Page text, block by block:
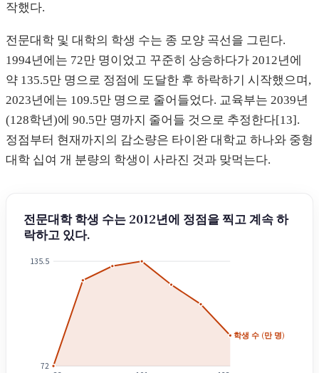
작했다.
전문대학 및 대학의 학생 수는 종 모양 곡선을 그린다.
1994년에는 72만 명이었고 꾸준히 상승하다가 2012년에
약 135.5만 명으로 정점에 도달한 후 하락하기 시작했으며,
2023년에는 109.5만 명으로 줄어들었다. 교육부는 2039년
(128학년)에 90.5만 명까지 줄어들 것으로 추정한다[13].
정점부터 현재까지의 감소량은 타이완 대학교 하나와 중형
대학 십여 개 분량의 학생이 사라진 것과 맞먹는다.
전문대학 학생 수는 2012년에 정점을 찍고 계속 하
락하고 있다.
135.5
72
학생 수 (만 명)